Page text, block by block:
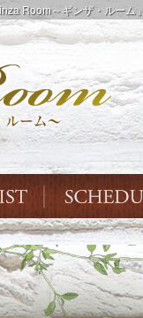
Room～ギンザ・ルーム